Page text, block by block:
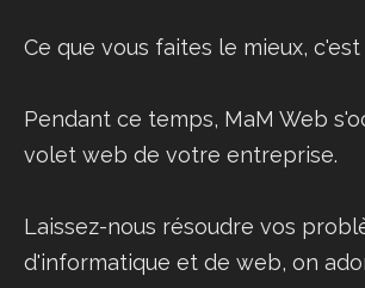
Ce que vous faites le mieux,
Pendant ce temps, MaM Web
volet web de votre entreprise.
Laissez-nous résoudre vos
d'informatique et de web, on